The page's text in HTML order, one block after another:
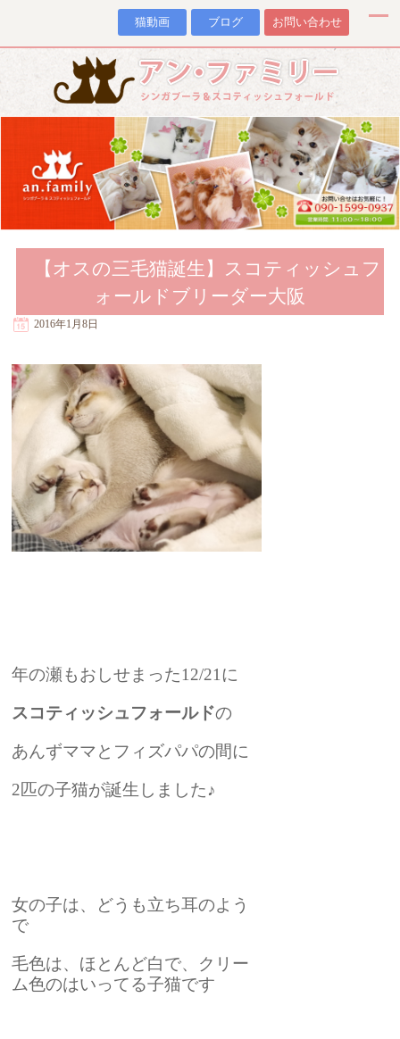
猫動画 ブログ お問い合わせ
【オスの三毛猫誕生】スコティッシュフ
ォールドブリーダー大阪
2016年1月8日
年の瀬もおしせまった12/21に
スコティッシュフォールドの
あんずママとフィズパパの間に
2匹の子猫が誕生しました♪
女の子は、どうも立ち耳のよう
で
毛色は、ほとんど白で、クリー
ム色のはいってる子猫です